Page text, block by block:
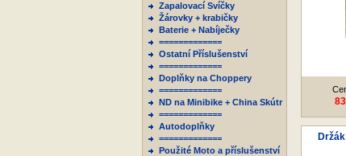
Zapalovací Svíčky
Žárovky + krabičky
Baterie + Nabíječky
=============
Ostatní Příslušenství
=============
Doplňky na Choppery
=============
ND na Minibike + China Skútr
=============
Autodoplňky
=============
Použité Moto a příslušenství